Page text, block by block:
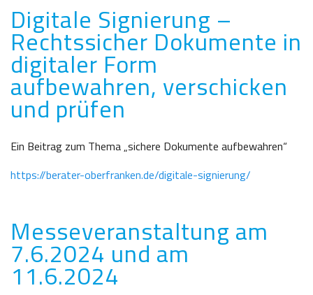
Digitale Signierung –
Rechtssicher Dokumente in
digitaler Form
aufbewahren, verschicken
und prüfen
Ein Beitrag zum Thema „sichere Dokumente aufbewahren“
https://berater-oberfranken.de/digitale-signierung/
Messeveranstaltung am
7.6.2024 und am
11.6.2024